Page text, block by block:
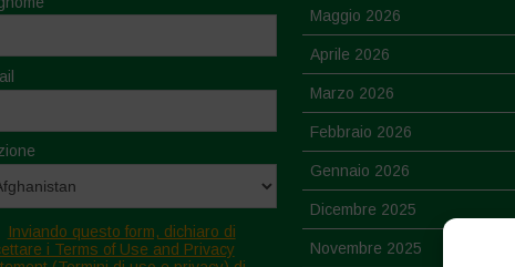
Inviando questo form, dichiaro di
i Terms of Use and Privacy
Maggio 2026
Aprile 2026
Marzo 2026
Febbraio 2026
Gennaio 2026
Dicembre 2025
Novembre 2025